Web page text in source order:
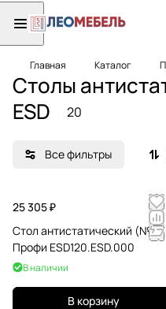
Главная Каталог
Столы
ESD
20
Все фильтры
25 305 ₽
Стол антистатический
Профи ESD120.ESD.000
В наличии
В корзину